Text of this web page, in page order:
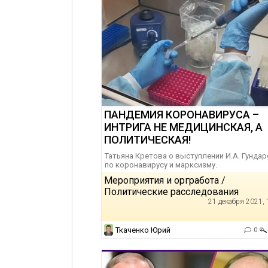
ПАНДЕМИЯ КОРОНАВИРУСА –
ИНТРИГА НЕ МЕДИЦИНСКАЯ, А
ПОЛИТИЧЕСКАЯ!
Татьяна Кретова о выступлении И.А.
по коронавирусу и марксизму.
Мероприятия и оргработа /
Политические расследования
21 декабря 2021,
Ткаченко Юрий 0